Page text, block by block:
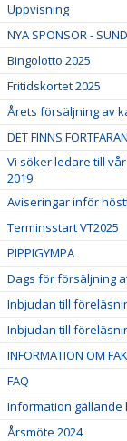
Uppvisning
NYA SPONSOR -
Bingolotto 2025
Fritidskortet 2025
Årets försäljning av
DET FINNS
Vi söker ledare till
2019
Aviseringar inför
Terminsstart VT2025
PIPPIGYMPA
Dags för försäljning
Inbjudan till
Inbjudan till
INFORMATION OM
FAQ
Information gällande
Årsmöte 2024